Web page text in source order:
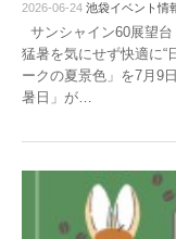
2026-06-24 池袋イベント情
サンシャイン60展望
猛暑を気にせず快適に“
ークの夏景色」を7月9
暑日」が…